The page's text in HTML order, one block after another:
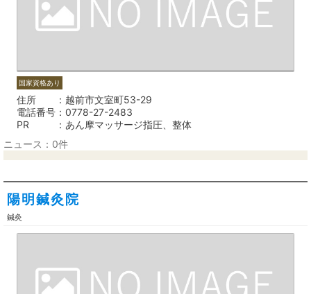
国家資格あり
住所
越前市文室町53-29
電話番号
0778-27-2483
PR
あん摩マッサージ指圧、整体
ニュース：0件
陽明鍼灸院
鍼灸